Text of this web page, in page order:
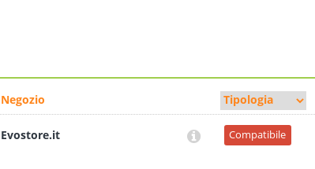
Negozio
Evostore.it Compatibile